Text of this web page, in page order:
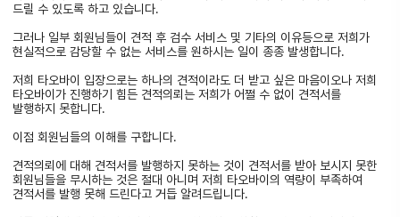
드릴 수 있도록 하고 있습니다.
그러나 일부 회원님들이 견적 후 검수 서비스 및 기타의 이유등으로 저희가
현실적으로 감당할 수 없는 서비스를 원하시는 일이 종종 발생합니다.
저희 타오바이 입장으로는 하나의 견적이라도 더 받고 싶은 마음이오나 저희
타오바이가 진행하기 힘든 견적의뢰는 저희가 어쩔 수 없이 견적서를
발행하지 못합니다.
이점 회원님들의 이해를 구합니다.
견적의뢰에 대해 견적서를 발행하지 못하는 것이 견적서를 받아 보시지 못한
회원님들을 무시하는 것은 절대 아니며 저희 타오바이의 역량이 부족하여
견적서를 발행 못해 드린다고 거듭 알려드립니다.